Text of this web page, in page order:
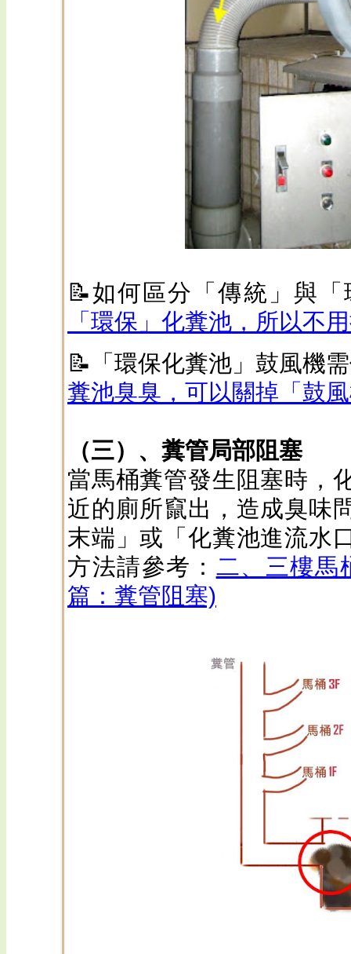
📝如何區分「傳統」與
「環保」化糞池，所以不
📝「環保化糞池」鼓風機
糞池臭臭，可以關掉「鼓
（三）、糞管局部阻塞
當馬桶糞管發生阻塞時，
近的廁所竄出，造成臭味
末端」或「化糞池進流水
方法請參考： 二、三樓馬
篇：糞管阻塞)